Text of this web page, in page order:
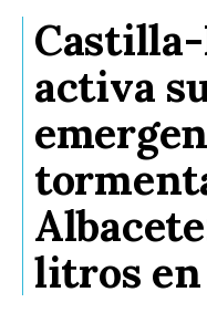
activa
litros